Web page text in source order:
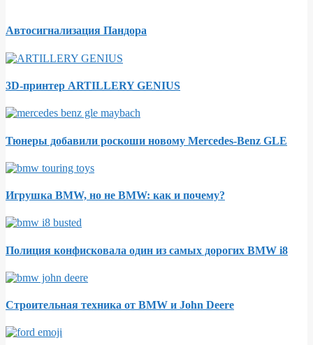
Автосигнализация Пандора
3D-принтер ARTILLERY GENIUS
Тюнеры добавили роскоши новому Mercedes-Benz GLE
Игрушка BMW, но не BMW: как и почему?
Полиция конфисковала один из самых дорогих BMW i8
Строительная техника от BMW и John Deere